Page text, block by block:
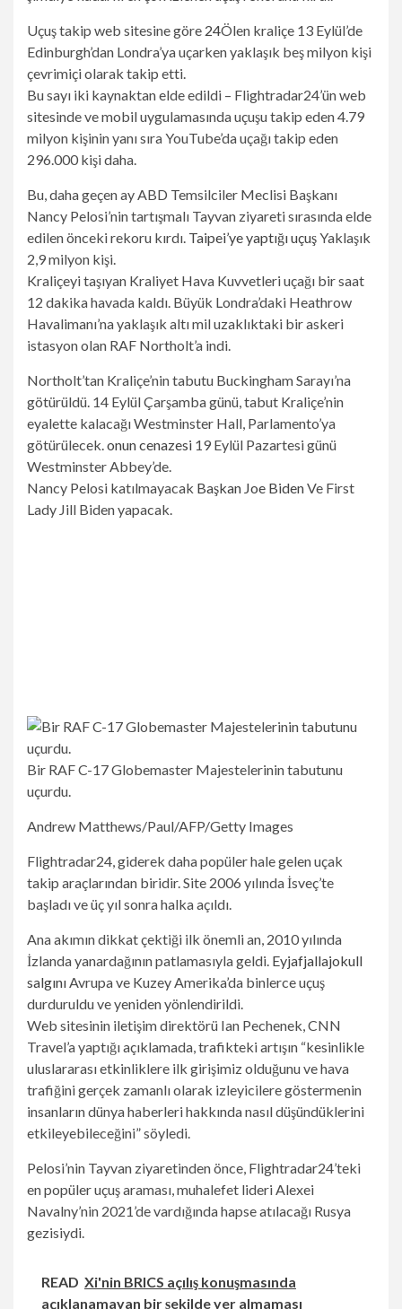
Uçuş takip web sitesine göre 24Ölen kraliçe 13 Eylül’de
Edinburgh’dan Londra’ya uçarken yaklaşık beş milyon kişi
çevrimiçi olarak takip etti.
Bu sayı iki kaynaktan elde edildi – Flightradar24’ün web
sitesinde ve mobil uygulamasında uçuşu takip eden 4.79
milyon kişinin yanı sıra YouTube’da uçağı takip eden
296.000 kişi daha.
Bu, daha geçen ay ABD Temsilciler Meclisi Başkanı
Nancy Pelosi’nin tartışmalı Tayvan ziyareti sırasında elde
edilen önceki rekoru kırdı. Taipei’ye yaptığı uçuşYaklaşık
2,9 milyon kişi.
Kraliçeyi taşıyan Kraliyet Hava Kuvvetleri uçağı bir saat
12 dakika havada kaldı. Büyük Londra’daki Heathrow
Havalimanı’na yaklaşık altı mil uzaklıktaki bir askeri
istasyon olan RAF Northolt’a indi.
Northolt’tan Kraliçe’nin tabutu Buckingham Sarayı’na
götürüldü. 14 Eylül Çarşamba günü, tabut Kraliçe’nin
eyalette kalacağı Westminster Hall, Parlamento’ya
götürülecek.onun cenazesi 19 Eylül Pazartesi günü
Westminster Abbey’de.
Nancy Pelosi katılmayacak Başkan Joe BidenVe First
Lady Jill Biden yapacak.
Bir RAF C-17 Globemaster Majestelerinin tabutunu
uçurdu.
Andrew Matthews/Paul/AFP/Getty Images
Flightradar24, giderek daha popüler hale gelen uçak
takip araçlarından biridir. Site 2006 yılında İsveç’te
başladı ve üç yıl sonra halka açıldı.
Ana akımın dikkat çektiği ilk önemli an, 2010 yılında
İzlanda yanardağının patlamasıyla geldi. Eyjafjallajokull
salgınıAvrupa ve Kuzey Amerika’da binlerce uçuş
durduruldu ve yeniden yönlendirildi.
Web sitesinin iletişim direktörü Ian Pechenek, CNN
Travel’a yaptığı açıklamada, trafikteki artışın “kesinlikle
uluslararası etkinliklere ilk girişimiz olduğunu ve hava
trafiğini gerçek zamanlı olarak izleyicilere göstermenin
insanların dünya haberleri hakkında nasıl düşündüklerini
etkileyebileceğini” söyledi.
Pelosi’nin Tayvan ziyaretinden önce, Flightradar24’teki
en popüler uçuş araması, muhalefet lideri Alexei
Navalny’nin 2021’de vardığında hapse atılacağı Rusya
gezisiydi.
READ Xi'nin BRICS açılış konuşmasında
açıklanamayan bir şekilde yer almaması